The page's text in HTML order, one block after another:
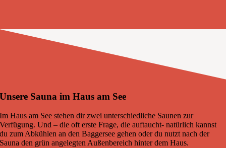
Unsere Sauna im Haus am See
Im Haus am See stehen dir zwei unterschiedliche Saunen zur
Verfügung. Und – die oft erste Frage, die auftaucht- natürlich kannst
du zum Abkühlen an den Baggersee gehen oder du nutzt nach der
Sauna den grün angelegten Außenbereich hinter dem Haus.